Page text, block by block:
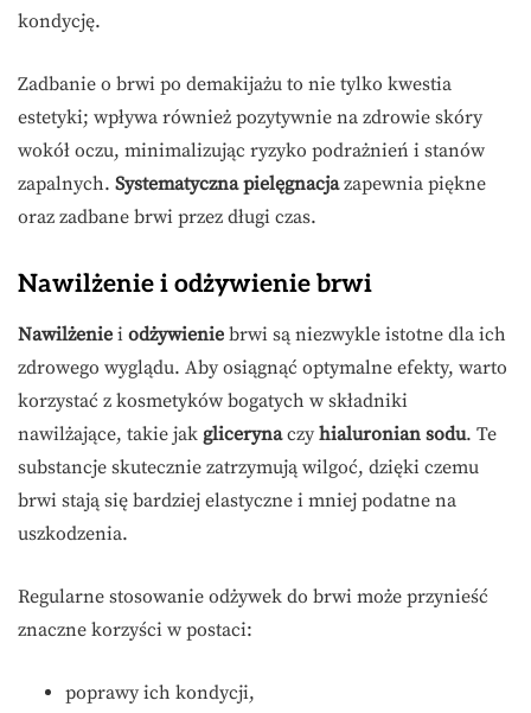
kondycję.
Zadbanie o brwi po demakijażu to nie tylko kwestia
estetyki; wpływa również pozytywnie na zdrowie skóry
wokół oczu, minimalizując ryzyko podrażnień i stanów
zapalnych. Systematyczna pielęgnacjazapewnia piękne
oraz zadbane brwi przez długi czas.
Nawilżenie i odżywienie brwi
Nawilżenie i odżywienie brwi są niezwykle istotne dla ich
zdrowego wyglądu. Aby osiągnąć optymalne efekty, warto
korzystać z kosmetyków bogatych w składniki
nawilżające, takie jak glicerynaczy hialuronian sodu. Te
substancje skutecznie zatrzymują wilgoć, dzięki czemu
brwi stają się bardziej elastyczne i mniej podatne na
uszkodzenia.
Regularne stosowanie odżywek do brwi może przynieść
znaczne korzyści w postaci:
poprawy ich kondycji,